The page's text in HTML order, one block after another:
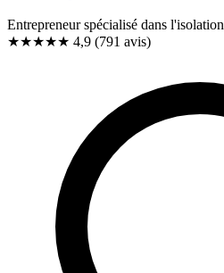
Entrepreneur spécialisé dans l'isolation
★★★★★ 4,9 (791 avis)